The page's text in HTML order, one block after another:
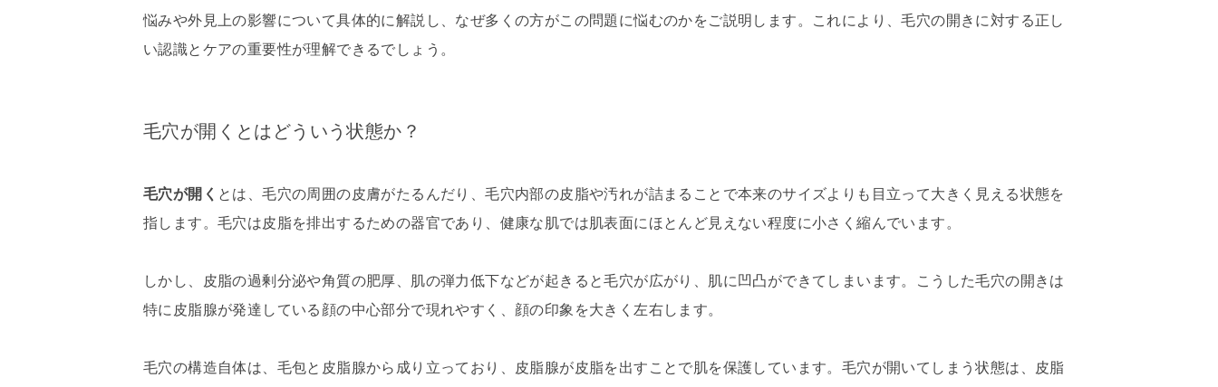
悩みや外見上の影響について具体的に解説し、なぜ多くの方がこの問題に悩むのかをご説明します。これにより、毛穴の開きに対する正し
い認識とケアの重要性が理解できるでしょう。
毛穴が開くとはどういう状態か？
毛穴が開く とは、毛穴の周囲の皮膚がたるんだり、毛穴内部の皮脂や汚れが詰まることで本来のサイズよりも目立って大きく見える状態を
指します。毛穴は皮脂を排出するための器官であり、健康な肌では肌表面にほとんど見えない程度に小さく縮んでいます。
しかし、皮脂の過剰分泌や角質の肥厚、肌の弾力低下などが起きると毛穴が広がり、肌に凹凸ができてしまいます。こうした毛穴の開きは
特に皮脂腺が発達している顔の中心部分で現れやすく、顔の印象を大きく左右します。
毛穴の構造自体は、毛包と皮脂腺から成り立っており、皮脂腺が皮脂を出すことで肌を保護しています。毛穴が開いてしまう状態は、皮脂